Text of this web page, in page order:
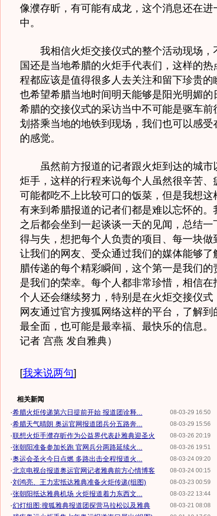
像濮存昕，有可能有成龙，这个消息还在进
中。
我相信火炬交接仪式的整个活动现场，
国还是当地希腊的火炬手代表们，这样的热
程都应该是值得很多人去关注和留下珍贵的
也希望希腊当地时间明天能够是阳光明媚的
希腊的交接仪式的采访当中不可能是驱车前
划搭乘当地的地铁到现场，我们也可以感受
的感觉。
虽然前方报道的记者跟火炬到达的城市
炬手，这样的行程来说每个人虽然很辛苦、
可能都吃不上比较可口的饭菜，但是我想这
有来到希腊报道的记者们都是难以忘怀的。
之后都会坐到一起谈谈一天的见闻，总结一
得与失，想把每个人负责的项目、每一块做
让我们的网友、受众通过我们的媒体能够了
腊传递的每个精彩瞬间，这个第一是我们的
是我们的荣幸。每个人都非常珍惜，相信在
个人还会继续努力，特别是在火炬交接仪式
网友通过官方搜狐网络这样的平台，了解到
最全面，也可能是最幸福、最快乐的信息。
记者 宫燕 发自雅典）
[我来说两句]
相关新闻
08-03-29 16:50
·希腊火炬传递第六日提前开始 报道团诠释...
08-03-29 15:56
·希腊天气晴朗 奥运官网报道团兵分五路奔...
08-03-26 20:19
·联想火炬手濮存昕作为公益界代表赴雅典迎圣火
08-03-26 19:51
·张朝阳准备参加长跑 官网兵分两路延续火...
08-03-24 09:20
·奥运会圣火今日点燃 多路出击全程报道火...
08-03-24 00:15
·北京电视台报道奥运官网记者雅典前方心情博客
08-03-23 00:59
·刘鸿亮、王力宏抵达雅典准备火炬传递(组图)
08-03-22 13:44
·张朝阳抵达雅典机场 火炬报道着力东西文...
08-03-21 08:08
·幻灯组图:搜狐雅典报道团探营马拉松以及雅典